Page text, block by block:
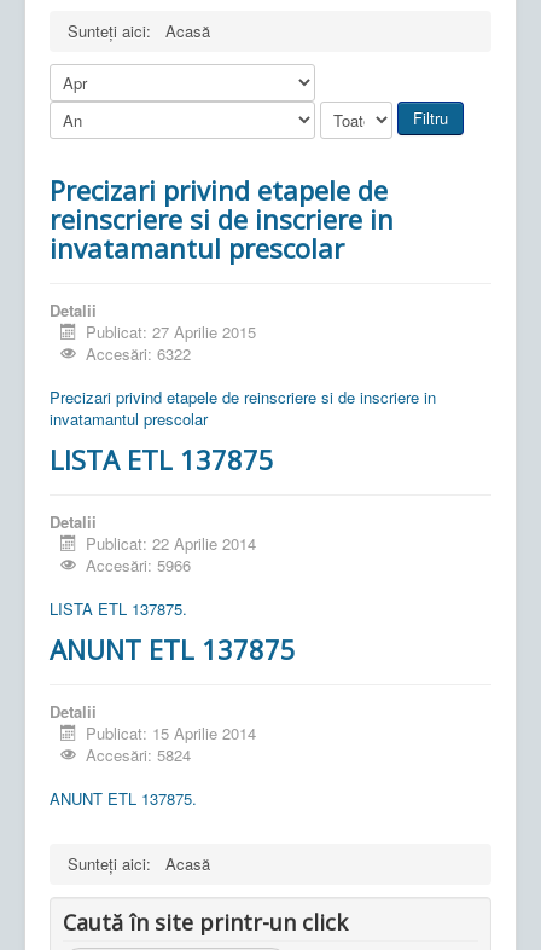
Sunteți aici:
Acasă
Filtru
Precizari privind etapele de
reinscriere si de inscriere in
invatamantul prescolar
Detalii
Publicat: 27 Aprilie 2015
Accesări: 6322
Precizari privind etapele de reinscriere si de inscriere in
invatamantul prescolar
LISTA ETL 137875
Detalii
Publicat: 22 Aprilie 2014
Accesări: 5966
LISTA ETL 137875.
ANUNT ETL 137875
Detalii
Publicat: 15 Aprilie 2014
Accesări: 5824
ANUNT ETL 137875.
Sunteți aici: Acasă
Caută în site printr-un click